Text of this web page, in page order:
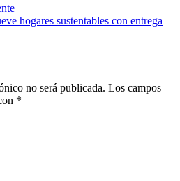
hogares sustentables con entrega
no será publicada. Los campos
*